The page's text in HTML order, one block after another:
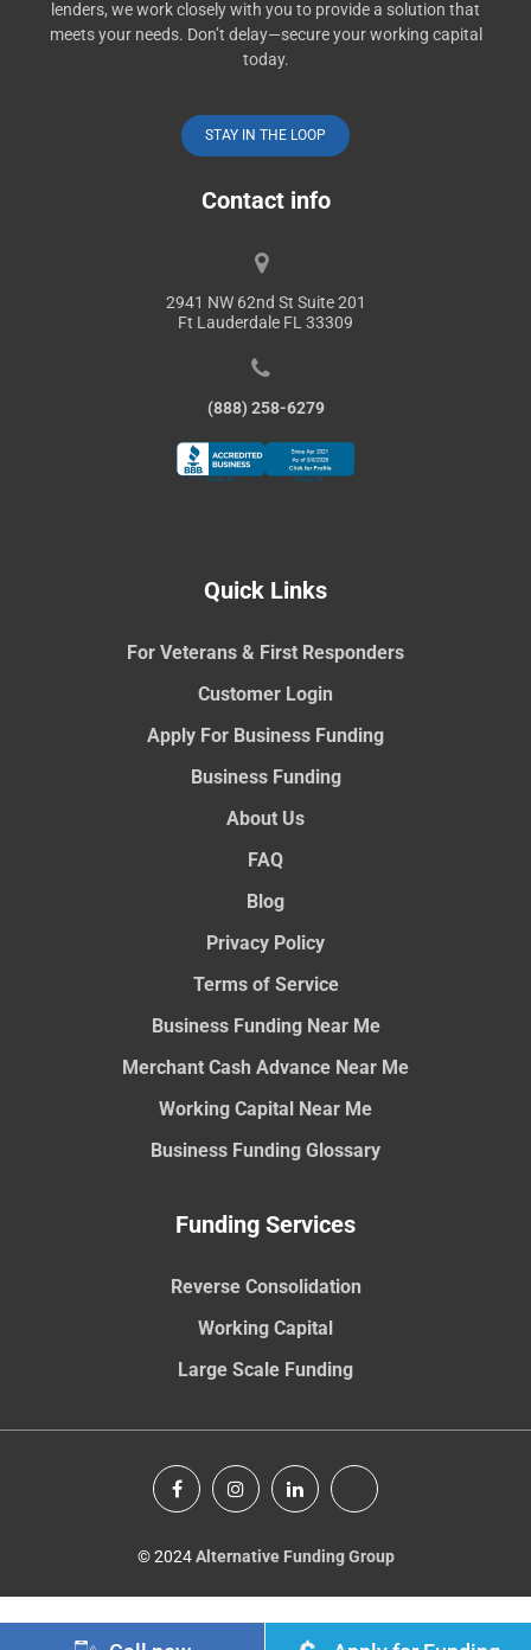
lenders, we work closely with you to provide a solution that
meets your needs. Don’t delay—secure your working capital
today.
STAY IN THE LOOP
Contact info
2941 NW 62nd St Suite 201
Ft Lauderdale FL 33309
(888) 258-6279
Quick Links
For Veterans & First Responders
Customer Login
Apply For Business Funding
Business Funding
About Us
FAQ
Blog
Privacy Policy
Terms of Service
Business Funding Near Me
Merchant Cash Advance Near Me
Working Capital Near Me
Business Funding Glossary
Funding Services
Reverse Consolidation
Working Capital
Large Scale Funding
© 2024Alternative Funding Group